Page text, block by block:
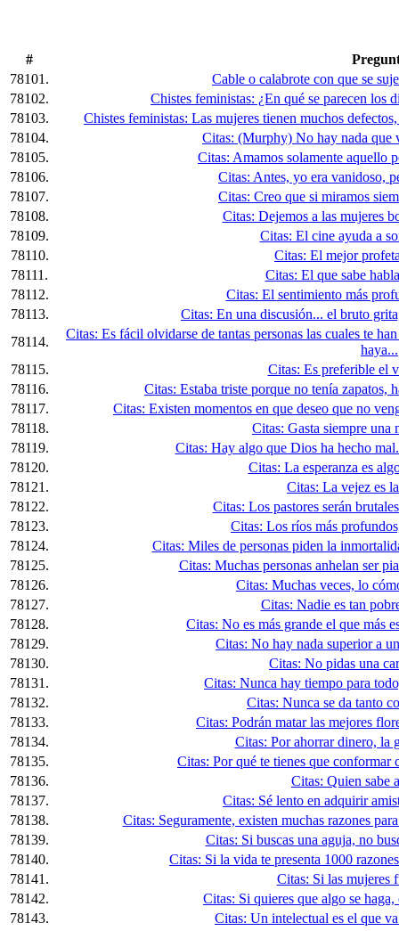
#
78101.
Cable o calabrote con que se
78102.
Chistes feministas: ¿En qué se parecen los
78103.
Chistes feministas: Las mujeres tienen muchos
78104.
Citas: (Murphy) No hay nada que
78105.
Citas: Amamos solamente aquello
78106.
Citas: Antes, yo era vanidoso,
78107.
Citas: Creo que si miramos
78108.
Citas: Dejemos a las mujeres
78109.
Citas: El cine ayuda a
78110.
Citas: El mejor
78111.
Citas: El que sabe
78112.
Citas: El sentimiento más
78113.
Citas: En una discusión... el bruto
78114.
Citas: Es fácil olvidarse de tantas personas las cuales te
haya...
78115.
Citas: Es preferible el
78116.
Citas: Estaba triste porque no tenía zapatos,
78117.
Citas: Existen momentos en que deseo que no
78118.
Citas: Gasta siempre una
78119.
Citas: Hay algo que Dios ha hecho
78120.
Citas: La esperanza es
78121.
Citas: La vejez es
78122.
Citas: Los pastores serán
78123.
Citas: Los ríos más
78124.
Citas: Miles de personas piden la
78125.
Citas: Muchas personas anhelan ser
78126.
Citas: Muchas veces, lo
78127.
Citas: Nadie es tan
78128.
Citas: No es más grande el que más
78129.
Citas: No hay nada superior a
78130.
Citas: No pidas una
78131.
Citas: Nunca hay tiempo para
78132.
Citas: Nunca se da tanto
78133.
Citas: Podrán matar las mejores
78134.
Citas: Por ahorrar dinero, la
78135.
Citas: Por qué te tienes que conformar
78136.
Citas: Quien sabe
78137.
Citas: Sé lento en adquirir
78138.
Citas: Seguramente, existen muchas razones
78139.
Citas: Si buscas una aguja, no
78140.
Citas: Si la vida te presenta 1000
78141.
Citas: Si las mujeres
78142.
Citas: Si quieres que algo se
78143.
Citas: Un intelectual es el que